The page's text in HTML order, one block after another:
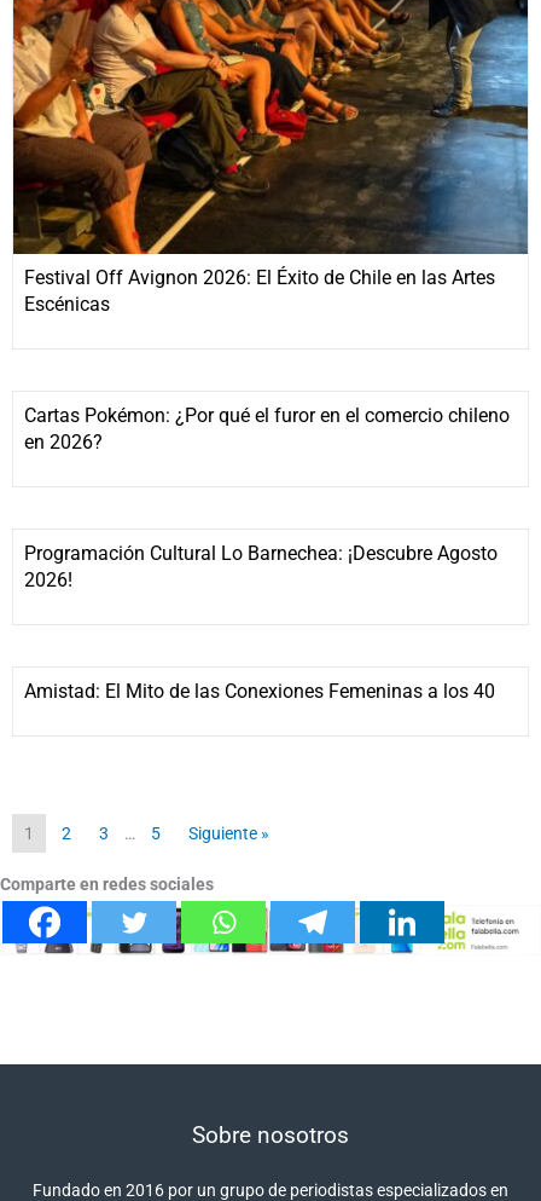
Festival Off Avignon 2026: El Éxito de Chile en las Artes
Escénicas
Cartas Pokémon: ¿Por qué el furor en el comercio chileno
en 2026?
Programación Cultural Lo Barnechea: ¡Descubre Agosto
2026!
Amistad: El Mito de las Conexiones Femeninas a los 40
1 2 3 … 5 Siguiente »
Comparte en redes sociales
Sobre nosotros
Fundado en 2016 por un grupo de periodistas especializados en